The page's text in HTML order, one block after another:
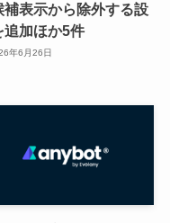
補表示から除外する設
追加ほか5件
年6月26日